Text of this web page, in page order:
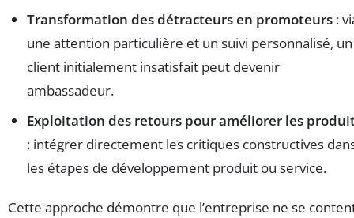
Transformation des détracteurs en promoteurs :
une attention particulière et un suivi personnalisé, un
client initialement insatisfait peut devenir
ambassadeur.
Exploitation des retours pour améliorer les
: intégrer directement les critiques constructives
les étapes de développement produit ou service.
Cette approche démontre que l’entreprise ne se